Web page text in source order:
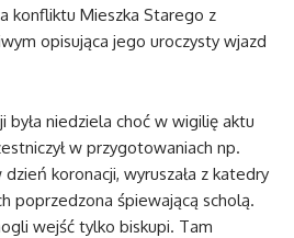
konfliktu Mieszka Starego z
opisująca jego uroczysty wjazd
była niedziela choć w wigilię aktu
w przygotowaniach np.
dzień koronacji, wyruszała z katedry
poprzedzona śpiewającą scholą.
wejść tylko biskupi. Tam